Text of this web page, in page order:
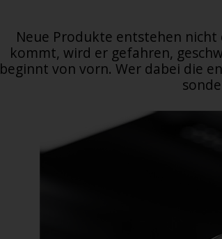
Neue Produkte entstehen
kommt, wird er gefahren,
beginnt von vorn. Wer dabei die